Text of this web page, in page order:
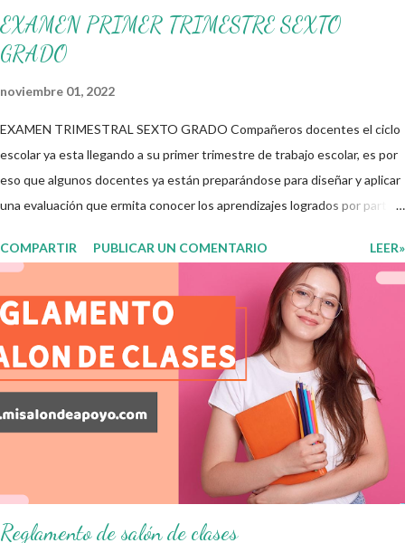
EXAMEN PRIMER TRIMESTRE SEXTO
GRADO
noviembre 01, 2022
EXAMEN TRIMESTRAL SEXTO GRADO Compañeros docentes el ciclo
escolar ya esta llegando a su primer trimestre de trabajo escolar, es por
eso que algunos docentes ya están preparándose para diseñar y aplicar
una evaluación que ermita conocer los aprendizajes logrados por parte
para evaluar las diferentes asignaturas que sus alumnos cursaron
durante este ciclo escolar, permitiendo obtener un mayor panorama de
los aprendizajes claves que sus nuevos aprendientes ya lograron
alcanzar y de aquellos que aun necesitan consolidar. Esto con la
finalidad de que elaboramos un plan de intervención adecuado para
atender las necesidades que nuestro grupo requiera de acuerdo a los
resultados del examen trimestral que apliquemos. Sin mas que decir les
damos las gracias para seguir apoyándonos en este nuevo blog
educativo y gracias por su preferencia. Recuerden que todo material
COMPARTIR PUBLICAR UN COMENTARIO LEER»
Reglamento de salón de clases